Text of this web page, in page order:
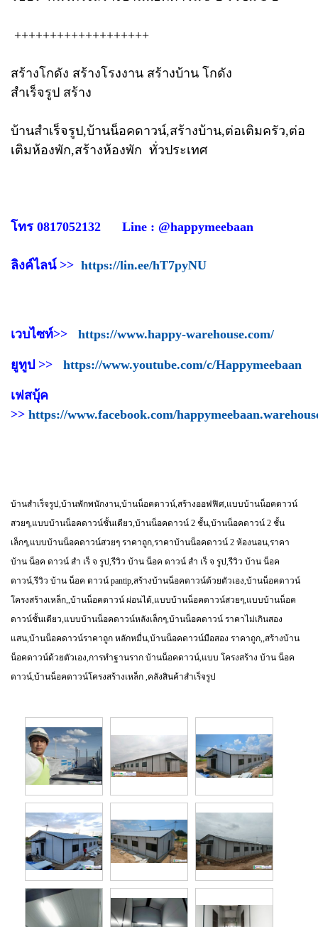
+++++++++++++++++++
สร้างโกดัง สร้างโรงงาน สร้างบ้าน โกดัง
สำเร็จรูป สร้าง
บ้านสำเร็จรูป,บ้านน็อคดาวน์,สร้างบ้าน,ต่อเติมครัว,ต่อ
เติมห้องพัก,สร้างห้องพัก ทั่วประเทศ
โทร 0817052132 Line : @happymeebaan
ลิงค์ไลน์ >> https://lin.ee/hT7pyNU
เวบไซท์>> https://www.happy-warehouse.com/
ยูทูป >> https://www.youtube.com/c/Happymeebaan
เฟสบุ้ค
>> https://www.facebook.com/
บ้านสำเร็จรูป,บ้านพักพนักงาน,บ้านน็อคดาวน์,สร้างออฟฟิศ,แบบบ้านน็อคดาวน์
สวยๆ,แบบบ้านน็อคดาวน์ชั้นเดียว,บ้านน็อคดาวน์ 2 ชั้น,บ้านน็อคดาวน์ 2 ชั้น
เล็กๆ,แบบบ้านน็อคดาวน์สวยๆ ราคาถูก,ราคาบ้านน็อคดาวน์ 2 ห้องนอน,ราคา
บ้าน น็อค ดาวน์ สํา เร็ จ รูป,รีวิว บ้าน น็อค ดาวน์ สํา เร็ จ รูป,รีวิว บ้าน น็อค
ดาวน์,รีวิว บ้าน น็อค ดาวน์ pantip,สร้างบ้านน็อคดาวน์ด้วยตัวเอง,บ้านน็อคดาวน์
โครงสร้างเหล็ก,,บ้านน็อคดาวน์ ผ่อนได้,แบบบ้านน็อคดาวน์สวยๆ,แบบบ้านน็อค
ดาวน์ชั้นเดียว,แบบบ้านน็อคดาวน์หลังเล็กๆ,บ้านน็อคดาวน์ ราคาไม่เกินสอง
แสน,บ้านน็อคดาวน์ราคาถูก หลักหมื่น,บ้านน็อคดาวน์มือสอง ราคาถูก,,สร้างบ้าน
น็อคดาวน์ด้วยตัวเอง,การทำฐานราก บ้านน็อคดาวน์,แบบ โครงสร้าง บ้าน น็อค
ดาวน์,บ้านน็อคดาวน์โครงสร้างเหล็ก ,คลังสินค้าสำเร็จรูป